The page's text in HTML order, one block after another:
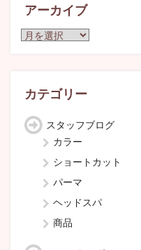
アーカイブ
ア
ブ
カテゴリー
スタッフブログ
カラー
ショートカット
パーマ
ヘッドスパ
商品